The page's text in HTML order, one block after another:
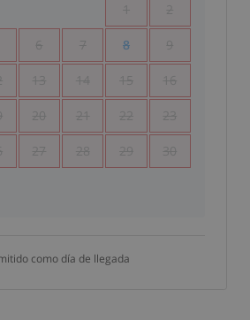
1 2
6 7 8 9
13 14 15 16
20 21 22 23
27 28 29 30
como día de llegada